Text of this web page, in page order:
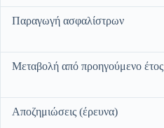
Παραγωγή ασφαλίστρων
Μεταβολή από προηγούμενο έτος
Αποζημιώσεις (έρευνα)